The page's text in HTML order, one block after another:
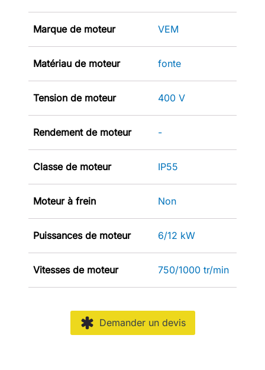
Marque de moteur VEM
Matériau de moteur fonte
Tension de moteur 400 V
Rendement de moteur -
Classe de moteur IP55
Moteur à frein Non
Puissances de moteur 6/12 kW
Vitesses de moteur 750/1000 tr/min
Demander un devis